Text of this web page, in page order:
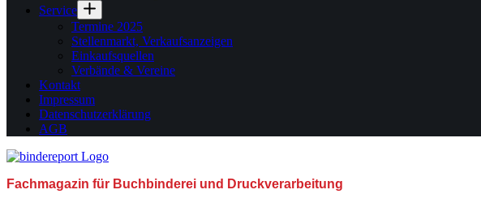
Service
Termine 2025
Stellenmarkt, Verkaufsanzeigen
Einkaufsquellen
Verbände & Vereine
Kontakt
Impressum
Datenschutzerklärung
AGB
Fachmagazin für Buchbinderei und Druckverarbeitung